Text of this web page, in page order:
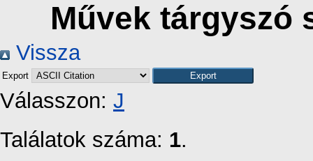
Művek tárgyszó
Vissza
Export
Válasszon: J
Találatok száma: 1.